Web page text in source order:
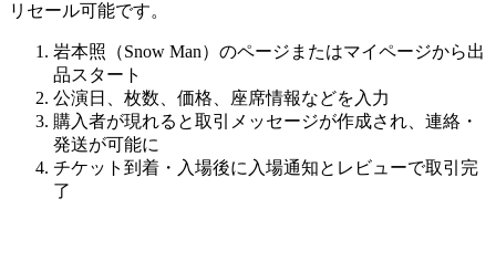
リセール可能です。
岩本照（Snow Man）のページまたはマイページから出
品スタート
公演日、枚数、価格、座席情報などを入力
購入者が現れると取引メッセージが作成され、連絡・
発送が可能に
チケット到着・入場後に入場通知とレビューで取引完
了